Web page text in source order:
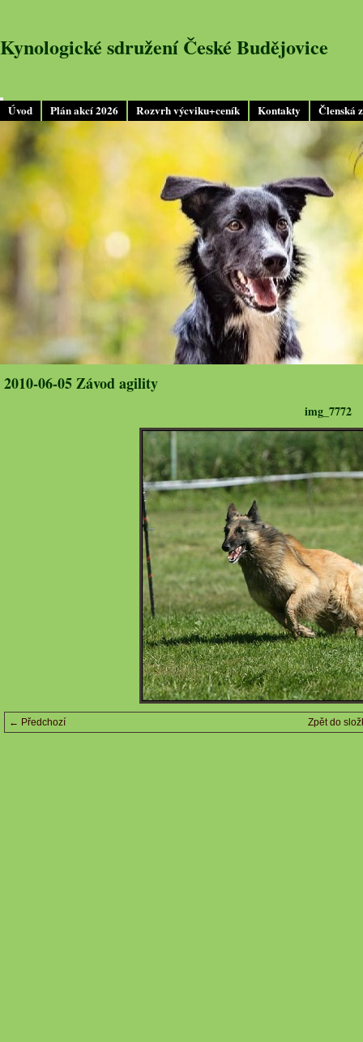
Úvod Plán akcí 2026 Rozvrh výcviku+ceník Kontakty Členská
Kynologické sdružení České Budějovice
2010-06-05 Závod agility
img_7772
← Předchozí Zpět do